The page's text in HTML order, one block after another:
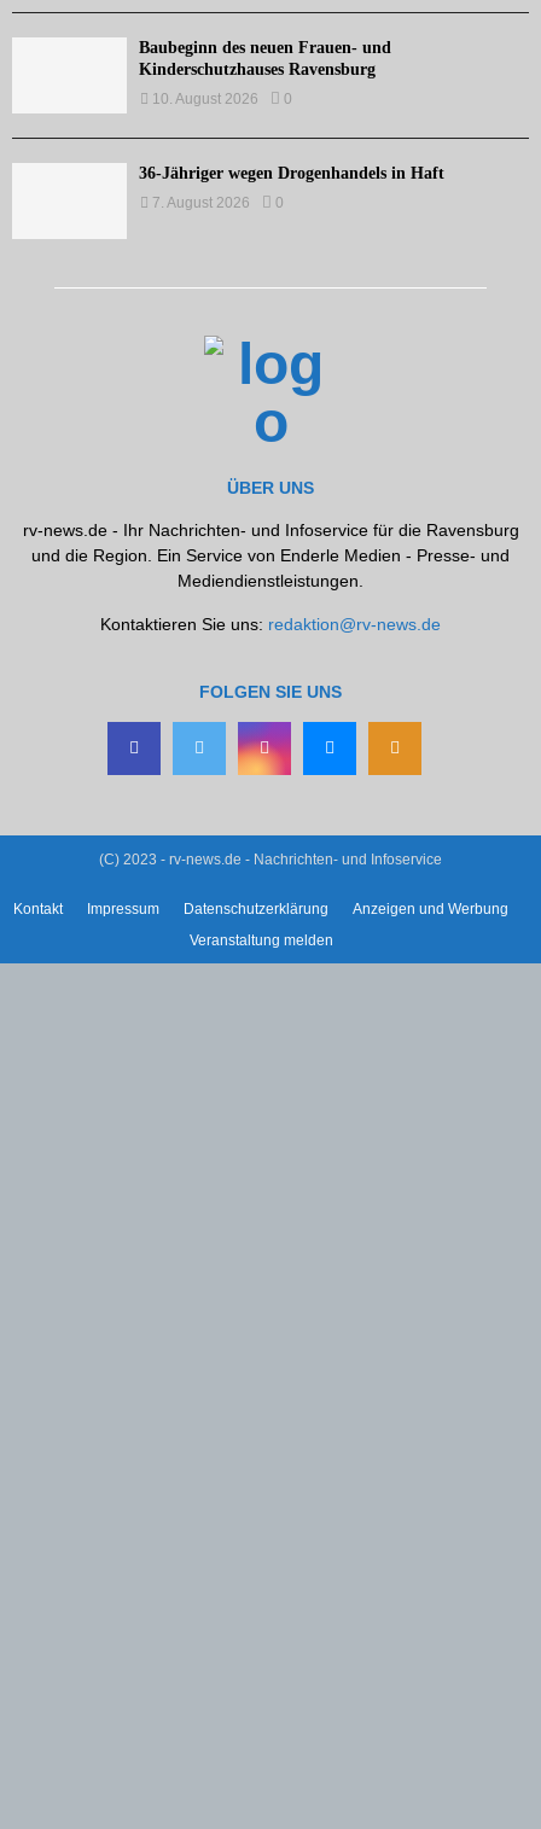
Baubeginn des neuen Frauen- und
Kinderschutzhauses Ravensburg
10. August 2026 0
36-Jähriger wegen Drogenhandels in Haft
7. August 2026 0
ÜBER UNS
rv-news.de - Ihr Nachrichten- und Infoservice für die Ravensburg
und die Region. Ein Service von Enderle Medien - Presse- und
Mediendienstleistungen.
Kontaktieren Sie uns: redaktion@rv-news.de
FOLGEN SIE UNS
(C) 2023 - rv-news.de - Nachrichten- und Infoservice
Kontakt Impressum Datenschutzerklärung
Anzeigen und Werbung
Veranstaltung melden